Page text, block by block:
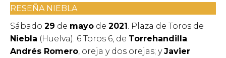
RESEÑA NIEBLA
Sábado 29 de mayo de 2021. Plaza de Toros de
Niebla (Huelva). 6 Toros 6, de Torrehandilla.
Andrés Romero, oreja y dos orejas; yJavier